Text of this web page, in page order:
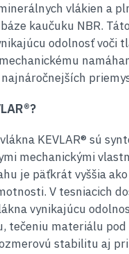
vlákien a
kaučuku NBR.
odolnosť voči
KEVLAR® sú
mechanickými
je päťkrát vyššia
V tesniacich
vynikajúcu
tečeniu materiálu pod
stabilitu aj pri